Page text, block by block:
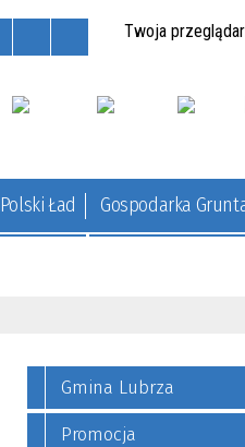
Twoja
Polski Ład Gospodarka
Gmina Lubrza
Promocja